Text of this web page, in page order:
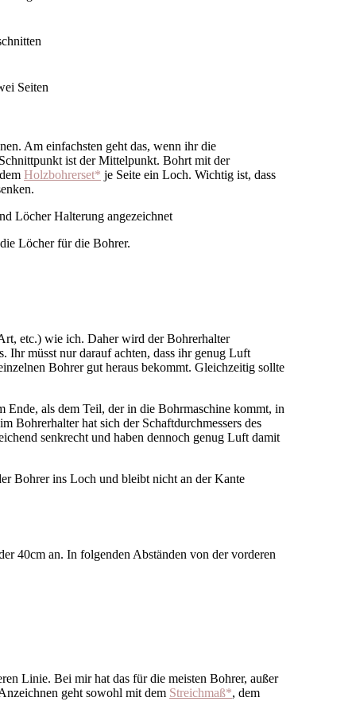
Am einfachsten geht das, wenn ihr die
ist der Mittelpunkt. Bohrt mit der
Holzbohrerset* je Seite ein Loch. Wichtig ist, dass
Löcher für die Bohrer.
etc.) wie ich. Daher wird der Bohrerhalter
Ihr müsst nur darauf achten, dass ihr genug Luft
Bohrer gut heraus bekommt. Gleichzeitig sollte
Ende, als dem Teil, der in die Bohrmaschine kommt, in
Bohrerhalter hat sich der Schaftdurchmessers des
senkrecht und haben dennoch genug Luft damit
Bohrer ins Loch und bleibt nicht an der Kante
40cm an. In folgenden Abständen von der vorderen
Linie. Bei mir hat das für die meisten Bohrer, außer
geht sowohl mit dem Streichmaß*, dem